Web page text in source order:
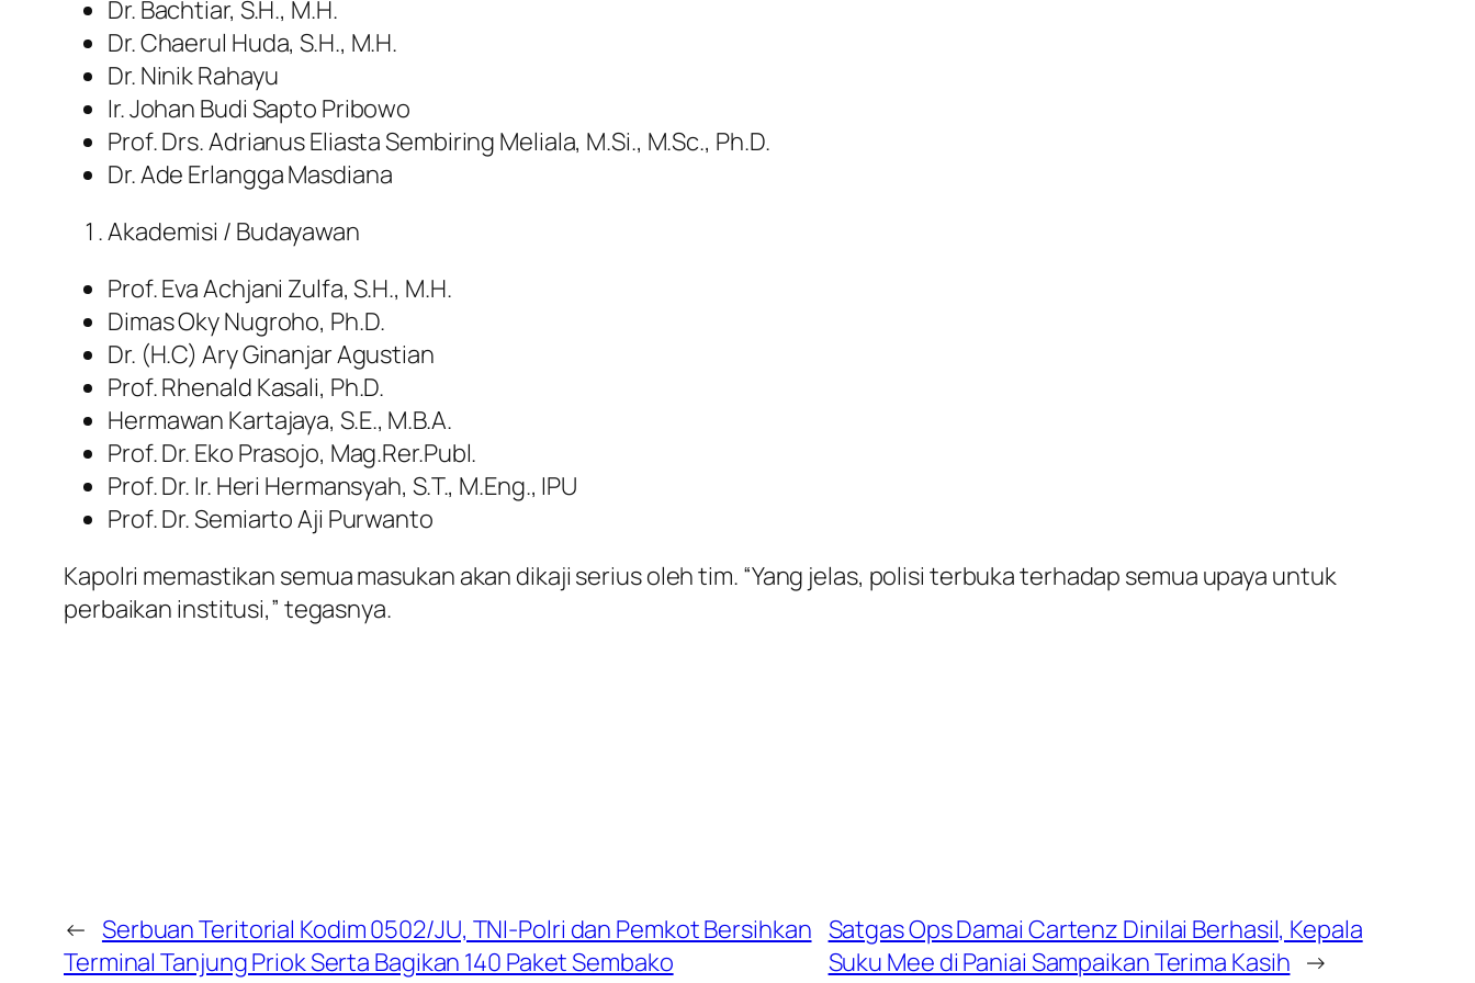
Dr. Bachtiar, S.H., M.H.
Dr. Chaerul Huda, S.H., M.H.
Dr. Ninik Rahayu
Ir. Johan Budi Sapto Pribowo
Prof. Drs. Adrianus Eliasta Sembiring Meliala, M.Si., M.Sc., Ph.D.
Dr. Ade Erlangga Masdiana
Akademisi / Budayawan
Prof. Eva Achjani Zulfa, S.H., M.H.
Dimas Oky Nugroho, Ph.D.
Dr. (H.C) Ary Ginanjar Agustian
Prof. Rhenald Kasali, Ph.D.
Hermawan Kartajaya, S.E., M.B.A.
Prof. Dr. Eko Prasojo, Mag.Rer.Publ.
Prof. Dr. Ir. Heri Hermansyah, S.T., M.Eng., IPU
Prof. Dr. Semiarto Aji Purwanto
Kapolri memastikan semua masukan akan dikaji serius oleh tim. “Yang jelas, polisi terbuka terhadap semua upaya untuk
perbaikan institusi,” tegasnya.
← Serbuan Teritorial Kodim 0502/JU, TNI-Polri dan Pemkot Bersihkan
Terminal Tanjung Priok Serta Bagikan 140 Paket Sembako
Satgas Ops Damai Cartenz Dinilai Berhasil, Kepala
Suku Mee di Paniai Sampaikan Terima Kasih →